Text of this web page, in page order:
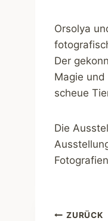
Orsolya
Der
Magie
scheue
Die
ZURÜCK